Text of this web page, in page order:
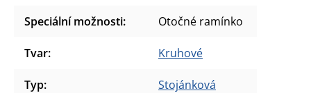
Speciální možnosti: Otočné ramínko
Tvar: Kruhové
Typ: Stojánková